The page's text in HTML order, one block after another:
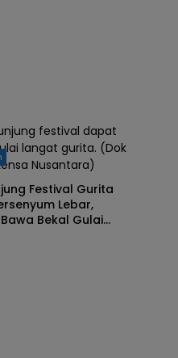
festival dapat
langat gurita. (Dok
Nusantara)
Festival Gurita
Lebar,
Bekal Gulai